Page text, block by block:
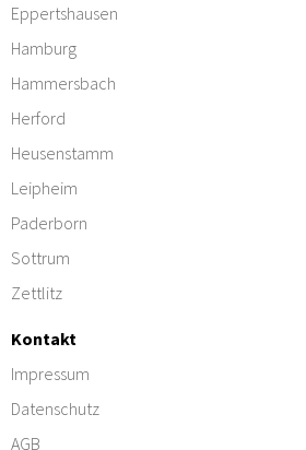
Eppertshausen
Hamburg
Hammersbach
Herford
Heusenstamm
Leipheim
Paderborn
Sottrum
Zettlitz
Kontakt
Impressum
Datenschutz
AGB